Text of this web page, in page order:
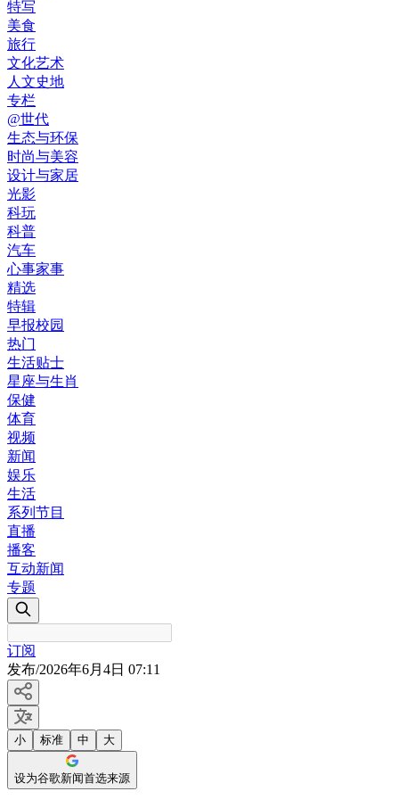
特写
美食
旅行
文化艺术
人文史地
专栏
@世代
生态与环保
时尚与美容
设计与家居
光影
科玩
科普
汽车
心事家事
精选
特辑
早报校园
热门
生活贴士
星座与生肖
保健
体育
视频
新闻
娱乐
生活
系列节目
直播
播客
互动新闻
专题
订阅
发布/2026年6月4日 07:11
小 标准 中 大
设为谷歌新闻首选来源